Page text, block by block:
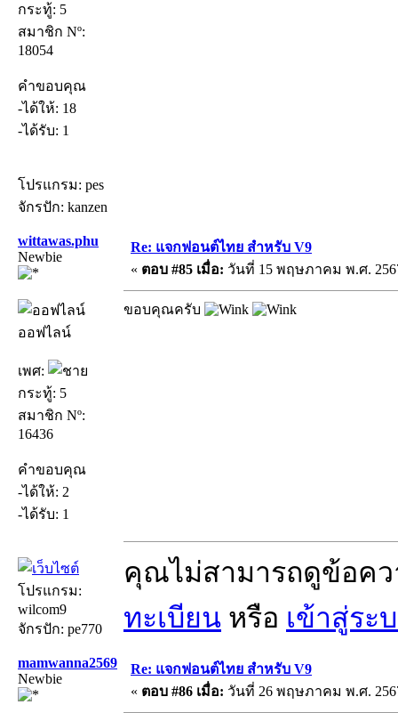
กระทู้: 5
สมาชิก Nº:
18054
คำขอบคุณ
-ได้ให้: 18
-ได้รับ: 1
โปรแกรม: pes
จักรปัก: kanzen
wittawas.phu
Newbie
ออฟไลน์
เพศ:
กระทู้: 5
สมาชิก Nº:
16436
คำขอบคุณ
-ได้ให้: 2
-ได้รับ: 1
โปรแกรม:
wilcom9
จักรปัก: pe770
Re: แจกฟอนต์ไทย สำหรับ V9
« ตอบ #85 เมื่อ: วันที่ 15 พฤษภาคม พ.ศ.
ขอบคุณครับ
คุณไม่สามารถดูข้อค
ทะเบียน หรือ เข้าสู่ระ
mamwanna2569
Newbie
Re: แจกฟอนต์ไทย สำหรับ V9
« ตอบ #86 เมื่อ: วันที่ 26 พฤษภาคม พ.ศ.